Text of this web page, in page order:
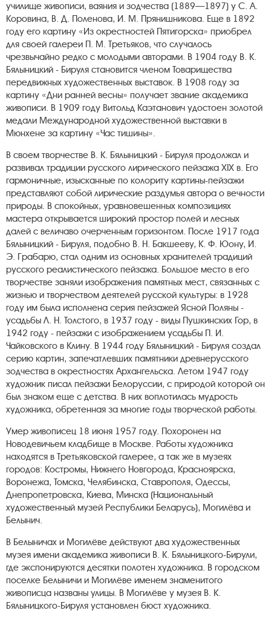
училище живописи, ваяния и зодчества (1889—1897) у С. А.
Коровина, В. Д. Поленова, И. М. Прянишникова. Еще в 1892
году его картину «Из окрестностей Пятигорска» приобрел
для своей галереи П. М. Третьяков, что случалось
чрезвычайно редко с молодыми авторами. В 1904 году В. К.
Бялыницкий - Бируля становится членом Товарищества
передвижных художественных выставок. В 1908 году за
картину «Дни ранней весны» получает звание академика
живописи. В 1909 году Витольд Каэтанович удостоен золотой
медали Международной художественной выставки в
Мюнхене за картину «Час тишины».
В своем творчестве В. К. Бялыницкий - Бируля продолжал и
развивал традиции русского лирического пейзажа XIX в. Его
гармоничные, изысканные по колориту картины-пейзажи
представляют собой лирические раздумья автора о вечности
природы. В спокойных, уравновешенных композициях
мастера открывается широкий простор полей и лесных
далей с величаво очерченным горизонтом. После 1917 года
Бялыницкий - Бируля, подобно В. Н. Бакшееву, К. Ф. Юону, И.
Э. Грабарю, стал одним из основных хранителей традиций
русского реалистического пейзажа. Большое место в его
творчестве заняли изображения памятных мест, связанных с
жизнью и творчеством деятелей русской культуры: в 1928
году им была исполнена серия пейзажей Ясной Поляны -
усадьбы Л. Н. Толстого, в 1937 году - виды Пушкинских Гор, в
1942 году - пейзажи с изображением усадьбы П. И.
Чайковского в Клину. В 1944 году Бялыницкий - Бируля создал
серию картин, запечатлевших памятники древнерусского
зодчества в окрестностях Архангельска. Летом 1947 году
художник писал пейзажи Белоруссии, с природой которой он
был знаком еще с детства. В них воплотилась мудрость
художника, обретенная за многие годы творческой работы.
Умер живописец 18 июня 1957 году. Похоронен на
Новодевичьем кладбище в Москве. Работы художника
находятся в Третьяковской галерее, а так же в музеях
городов: Костромы, Нижнего Новгорода, Красноярска,
Воронежа, Томска, Челябинска, Ставрополя, Одессы,
Днепропетровска, Киева, Минска (Национальный
художественный музей Республики Беларусь), Могилёва и
Белынич.
В Белыничах и Могилёве действуют два художественных
музея имени академика живописи В. К. Бялыницкого-Бирули,
где экспонируются десятки полотен художника. В городском
поселке Белыничи и Могилёве именем знаменитого
живописца названы улицы. В Могилёве у музея В. К.
Бялыницкого-Бируля установлен бюст художника.